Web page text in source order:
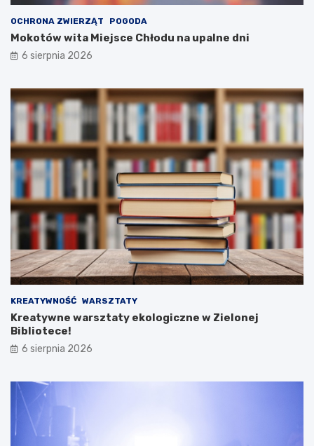
OCHRONA ZWIERZĄT POGODA
Mokotów wita Miejsce Chłodu na upalne dni
6 sierpnia 2026
KREATYWNOŚĆ WARSZTATY
Kreatywne warsztaty ekologiczne w Zielonej
Bibliotece!
6 sierpnia 2026